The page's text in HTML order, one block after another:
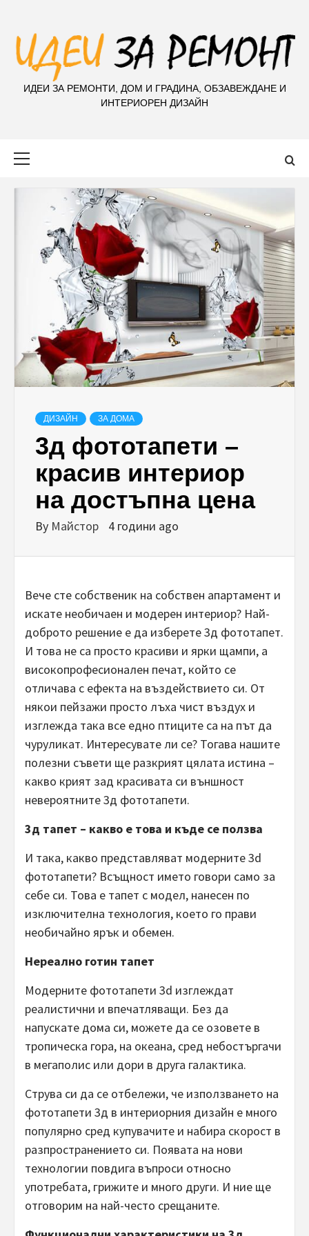
ИДЕИ ЗА РЕМОНТИ, ДОМ И ГРАДИНА, ОБЗАВЕЖДАНЕ И
ИНТЕРИОРЕН ДИЗАЙН
ДИЗАЙН ЗА ДОМА
3д фототапети –
красив интериор
на достъпна цена
By Майстор 4 години ago
Вече сте собственик на собствен апартамент и
искате необичаен и модерен интериор? Най-
доброто решение е да изберете 3д фототапет.
И това не са просто красиви и ярки щампи, а
високопрофесионален печат, който се
отличава с ефекта на въздействието си. От
някои пейзажи просто лъха чист въздух и
изглежда така все едно птиците са на път да
чуруликат. Интересувате ли се? Тогава нашите
полезни съвети ще разкрият цялата истина –
какво крият зад красивата си външност
невероятните 3д фототапети.
3д тапет – какво е това и къде се ползва
И така, какво представляват модерните 3d
фототапети? Всъщност името говори само за
себе си. Това е тапет с модел, нанесен по
изключителна технология, което го прави
необичайно ярък и обемен.
Нереално готин тапет
Модерните фототапети 3d изглеждат
реалистични и впечатляващи. Без да
напускате дома си, можете да се озовете в
тропическа гора, на океана, сред небостъргачи
в мегаполис или дори в друга галактика.
Струва си да се отбележи, че използването на
фототапети 3д в интериорния дизайн е много
популярно сред купувачите и набира скорост в
разпространението си. Появата на нови
технологии повдига въпроси относно
употребата, грижите и много други. И ние ще
отговорим на най-често срещаните.